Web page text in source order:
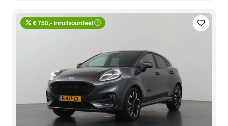
favorite
percent € 750,- inruilvoordeelhelp_outline